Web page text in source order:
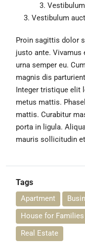
Vestibulum
Proin sagittis dolor
justo ante. Vivamus
urna semper eu.
magnis dis
Integer tristique elit
metus mattis.
mattis. Curabitur
porta in ligula.
mauris sollicitudin
Tags
Apartment
House for Families
Real Estate